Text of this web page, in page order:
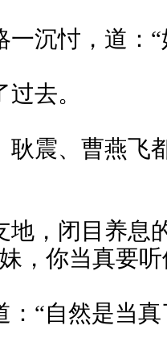
沉忖，道：“
去。
震、曹燕飞
，闭目养息
，你当真要
“自然是当真